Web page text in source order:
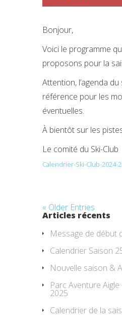
Bonjour,
Voici le programme
proposons pour la
Attention, l’agenda
référence pour les
éventuelles.
À bientôt sur les
Le comité du Ski-Club
Calendrier-Ski-Club-2024-
« Older Entries
Articles récents
Message de début
Calendrier Saison
Nouvelle saison &
Parc Aventure
2025
Calendrier de la